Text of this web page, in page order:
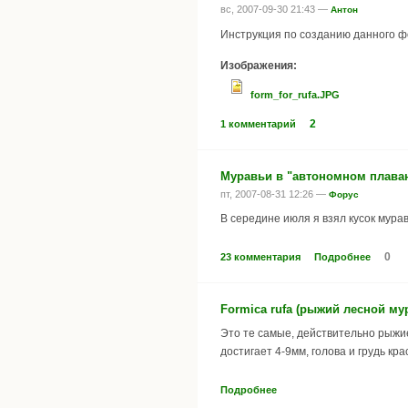
вс, 2007-09-30 21:43 — Антон
Инструкция по созданию данного
Изображения:
form_for_rufa.JPG
1 комментарий 2
Муравьи в "автономном
пт, 2007-08-31 12:26 — Форус
В середине июля я взял кусок
23 комментария Подробнее 0
Formica rufa (рыжий лесной
Это те самые, действительно
достигает 4-9мм, голова и грудь
Подробнее